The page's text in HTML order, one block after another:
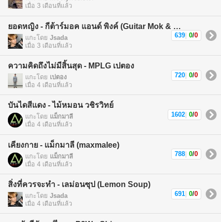
เมื่อ 3 เดือนที่แล้ว
ยอดหญิง - กีต้าร์มอค แอนด์ พิงค์ (Guitar Mok & Pink)
แกะโดย Jsada
เมื่อ 3 เดือนที่แล้ว
639 0/0
ความคิดถึงไม่มีสิ้นสุด - MPLG เปตอง
แกะโดย เปตอง
เมื่อ 4 เดือนที่แล้ว
720 0/0
บันไดสีแดง - ไม้หมอน วชิรวิทย์
แกะโดย แม็กมาลี
เมื่อ 4 เดือนที่แล้ว
1602 0/0
เคียงกาย - แม็กมาลี (maxmalee)
แกะโดย แม็กมาลี
เมื่อ 4 เดือนที่แล้ว
788 0/0
สิ่งที่ควรจะทำ - เลม่อนซุป (Lemon Soup)
แกะโดย Jsada
เมื่อ 4 เดือนที่แล้ว
691 0/0